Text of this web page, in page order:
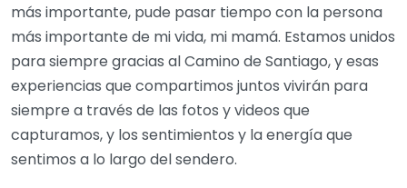
más importante, pude pasar tiempo con la persona
más importante de mi vida, mi mamá. Estamos unidos
para siempre gracias al Camino de Santiago, y esas
experiencias que compartimos juntos vivirán para
siempre a través de las fotos y videos que
capturamos, y los sentimientos y la energía que
sentimos a lo largo del sendero.